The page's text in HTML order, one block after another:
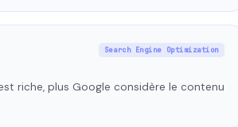
Search Engine Optimization
riche, plus Google considère le contenu